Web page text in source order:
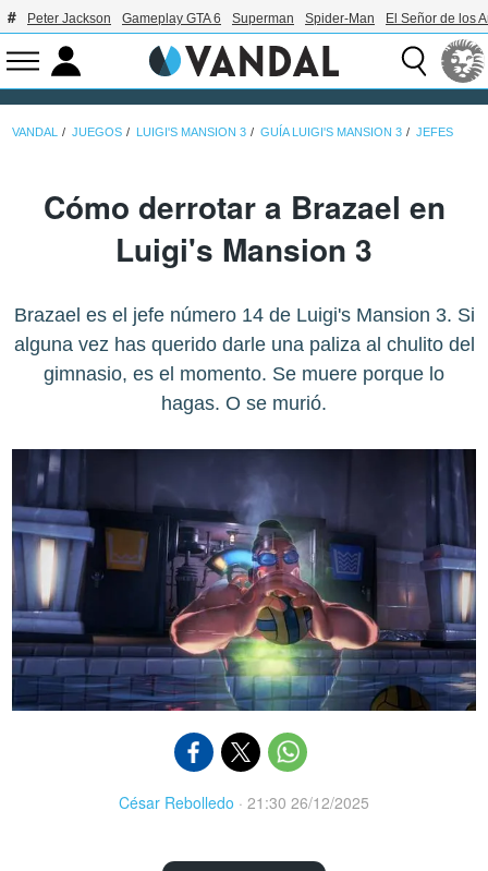
Peter Jackson Gameplay GTA 6 Superman Spider-Man El Señor de los
VANDAL JUEGOS LUIGI'S MANSION 3 GUÍA LUIGI'S MANSION 3 JEFES
Cómo derrotar a Brazael en
Luigi's Mansion 3
Brazael es el jefe número 14 de Luigi's Mansion 3. Si
alguna vez has querido darle una paliza al chulito del
gimnasio, es el momento. Se muere porque lo
hagas. O se murió.
César Rebolledo · 21:30 26/12/2025